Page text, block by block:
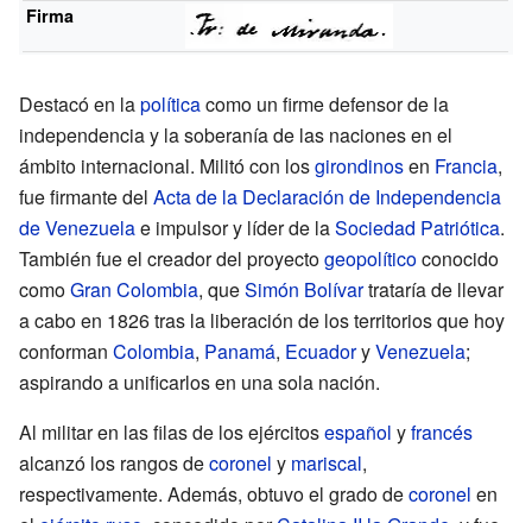
Firma
Destacó en lapolíticacomo un firme defensor de la
independencia y la soberanía de las naciones en el
ámbito internacional. Militó con losgirondinosen Francia,
fue firmante del Acta de la Declaración de Independencia
de Venezuelae impulsor y líder de laSociedad Patriótica.
También fue el creador del proyectogeopolíticoconocido
comoGran Colombia, queSimón Bolívartrataría de llevar
a cabo en 1826 tras la liberación de los territorios que hoy
conforman Colombia, Panamá, EcuadoryVenezuela;
aspirando a unificarlos en una sola nación.
Al militar en las filas de los ejércitosespañol yfrancés
alcanzó los rangos decoronel y mariscal,
respectivamente. Además, obtuvo el grado decoronel en